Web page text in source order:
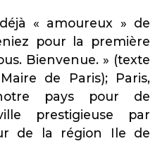
« amoureux » de
pour la première
Bienvenue. » (texte
de Paris); Paris,
pays pour de
prestigieuse par
de la région Ile de